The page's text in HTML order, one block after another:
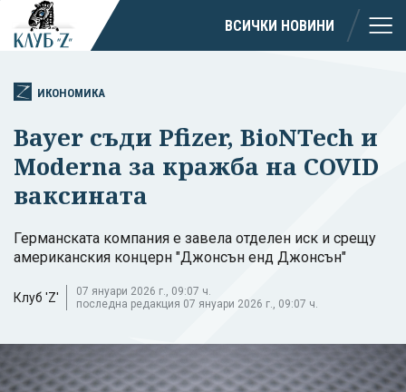
ВСИЧКИ НОВИНИ
ИКОНОМИКА
Bayer съди Pfizer, BioNTech и
Moderna за кражба на COVID
ваксината
Германската компания е завела отделен иск и срещу
американския концерн "Джонсън енд Джонсън"
Клуб 'Z'
07 януари 2026 г., 09:07 ч.
последна редакция 07 януари 2026 г., 09:07 ч.